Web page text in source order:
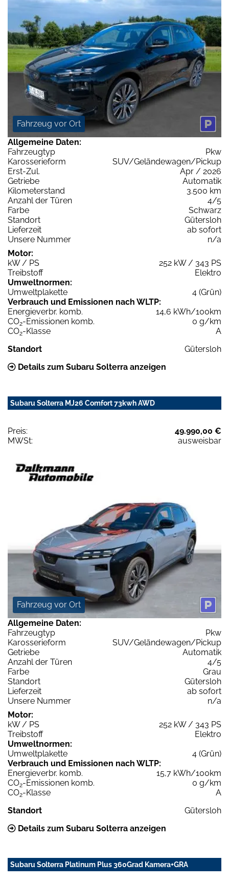
Fahrzeug vor Ort
Allgemeine Daten:
Fahrzeugtyp
Pkw
Karosserieform
SUV/Geländewagen/Pickup
Erst-Zul.
Apr / 2026
Getriebe
Automatik
Kilometerstand
3.500 km
Anzahl der Türen
4/5
Farbe
Schwarz
Standort
Gütersloh
Lieferzeit
ab sofort
Unsere Nummer
n/a
Motor:
kW / PS
252 kW / 343 PS
Treibstoff
Elektro
Umweltnormen:
Umweltplakette
4 (Grün)
Verbrauch und Emissionen nach WLTP:
Energieverbr. komb.
14,6 kWh/100km
CO2-Emissionen komb.
0 g/km
CO2-Klasse
A
Standort
Gütersloh
Details zum Subaru Solterra anzeigen
Subaru Solterra MJ26 Comfort 73kwh AWD
Preis:
49.990,00 €
MWSt:
ausweisbar
Fahrzeug vor Ort
Allgemeine Daten:
Fahrzeugtyp
Pkw
Karosserieform
SUV/Geländewagen/Pickup
Getriebe
Automatik
Anzahl der Türen
4/5
Farbe
Grau
Standort
Gütersloh
Lieferzeit
ab sofort
Unsere Nummer
n/a
Motor:
kW / PS
252 kW / 343 PS
Treibstoff
Elektro
Umweltnormen:
Umweltplakette
4 (Grün)
Verbrauch und Emissionen nach WLTP:
Energieverbr. komb.
15,7 kWh/100km
CO2-Emissionen komb.
0 g/km
CO2-Klasse
A
Standort
Gütersloh
Details zum Subaru Solterra anzeigen
Subaru Solterra Platinum Plus 360Grad Kamera+GRA